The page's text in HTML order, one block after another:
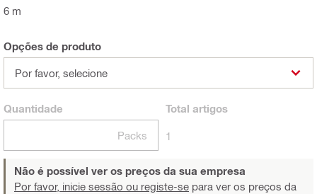
6 m
Opções de produto
Por favor, selecione
Quantidade
Packs
Total artigos
1
Não é possível ver os preços da sua empresa
Por favor, inicie sessão ou registe-se para ver os preços da